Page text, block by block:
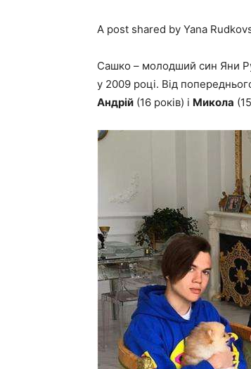
A post shared by Yana
Сашко – молодший син Яни
у 2009 році. Від
Андрій (16 років) і Микола